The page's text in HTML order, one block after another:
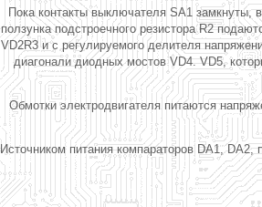
Пока контакты выключателя SA1 замкнуты,
ползунка подстроечного резистора R2
VD2R3 и с регулируемого делителя
диагонали диодных мостов VD4. VD5,
Обмотки электродвигателя питаются
Источником питания компараторов DA1, DA2,